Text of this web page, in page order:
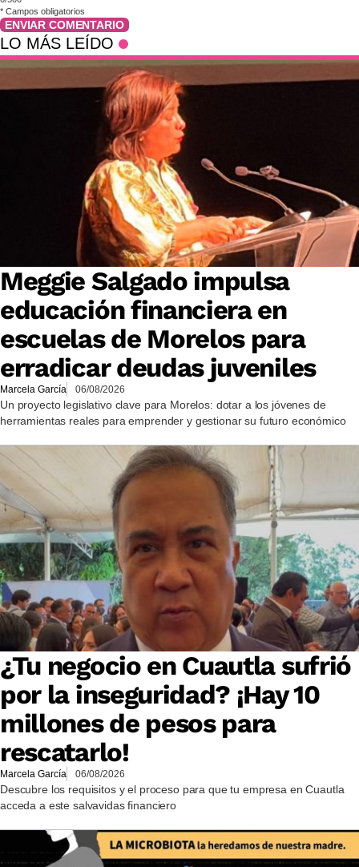
* Campos obligatorios
ENVIAR COMENTARIO
LO MÁS LEÍDO
Meggie Salgado impulsa
educación financiera en
escuelas de Morelos para
erradicar deudas juveniles
Marcela García 06/08/2026
Un proyecto legislativo clave para Morelos: dotar a los jóvenes de
herramientas reales para emprender y gestionar su futuro económico
¿Tu negocio en Cuautla sufrió
por la inseguridad? ¡Hay 10
millones de pesos para
rescatarlo!
Marcela García 06/08/2026
Descubre los requisitos y el proceso para que tu empresa en Cuautla
acceda a este salvavidas financiero